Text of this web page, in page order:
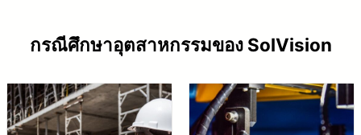
กรณีศึกษาอุตสาหกรรมของ SolVision